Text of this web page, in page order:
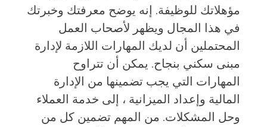
مؤهلاتك للوظيفة. إنه يوضح معرفتك وخبرتك
في هذا المجال ويظهر لأصحاب العمل
المحتملين أن لديك المهارات اللازمة لإدارة
مبنى سكني بنجاح. يمكن أن تتراوح
المهارات التي يجب تضمينها من الإدارة
المالية وإعداد الميزانية ، إلى خدمة العملاء
وحل المشكلات. من المهم تضمين كل من